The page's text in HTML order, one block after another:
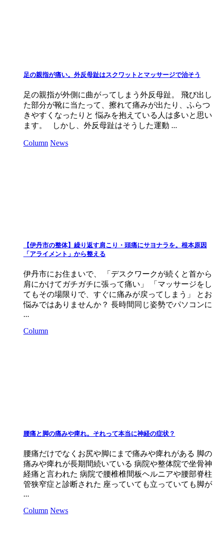
足の親指が痛い。外反母趾はスクワットとマッサージで治そう
足の親指が外側に曲がってしまう外反母趾。 飛び出し
た部分が靴に当たって、擦れて痛みが出たり、ふらつ
きやすくなったりと 悩みを抱えている人は多いと思い
ます。 しかし、外反母趾はそうした運動 ...
Column News
【伊丹市の整体】繰り返す肩こり・頭痛にサヨナラを。根本原因
「アライメント」から整える
伊丹市にお住まいで、 「デスクワークが続くと首から
肩にかけてガチガチに張って痛い」 「マッサージをし
てもその場限りで、すぐに痛みが戻ってしまう」 とお
悩みではありませんか？ 長時間同じ姿勢でパソコンに
...
Column
腰痛と脚の痛みや痺れ。それって本当に神経の症状？
腰痛だけでなくお尻や脚にまで痛みや痺れがある 脚の
痛みや痺れが長期間続いている 病院や整体院で坐骨神
経痛と言われた 病院で腰椎椎間板ヘルニアや腰部脊柱
管狭窄症と診断された 座っていても立っていても脚が
...
Column News